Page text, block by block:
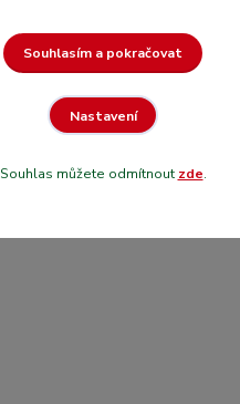
Nastavení
Souhlasím a pokračovat
Souhlas můžete odmítnout zde.